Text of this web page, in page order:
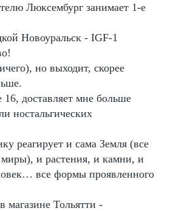
Люксембург занимает 1-е
Новоуральск - IGF-1
но выходит, скорее
доставляет мне больше
ностальгических
реагирует и сама Земля (все
и растения, и камни, и
все формы проявленного
магазине Тольятти -